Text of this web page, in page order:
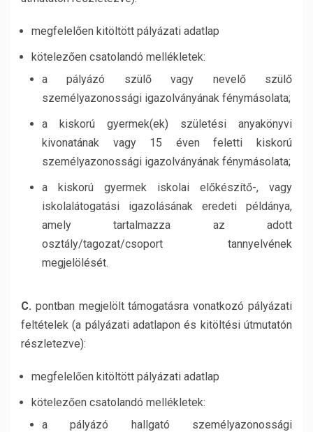
megfelelően kitöltött pályázati adatlap
kötelezően csatolandó mellékletek:
a pályázó szülő vagy nevelő szülő
személyazonossági igazolványának fénymásolata;
a kiskorú gyermek(ek) születési anyakönyvi
kivonatának vagy 15 éven feletti kiskorú
személyazonossági igazolványának fénymásolata;
a kiskorú gyermek iskolai előkészítő-, vagy
iskolalátogatási igazolásának eredeti példánya,
amely tartalmazza az adott
osztály/tagozat/csoport tannyelvének
megjelölését.
C. pontban megjelölt támogatásra vonatkozó pályázati
feltételek (a pályázati adatlapon és kitöltési útmutatón
részletezve):
megfelelően kitöltött pályázati adatlap
kötelezően csatolandó mellékletek:
a pályázó hallgató személyazonossági